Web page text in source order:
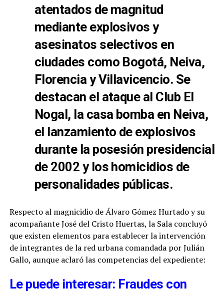
atentados de magnitud
mediante explosivos y
asesinatos selectivos en
ciudades como Bogotá, Neiva,
Florencia y Villavicencio. Se
destacan el ataque al Club El
Nogal, la casa bomba en Neiva,
el lanzamiento de explosivos
durante la posesión presidencial
de 2002 y los homicidios de
personalidades públicas.
Respecto al magnicidio de Álvaro Gómez Hurtado y su
acompañante José del Cristo Huertas, la Sala concluyó
que existen elementos para establecer la intervención
de integrantes de la red urbana comandada por Julián
Gallo, aunque aclaró las competencias del expediente:
Le puede interesar: Fraudes con